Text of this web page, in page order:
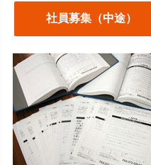
社員募集（中途）